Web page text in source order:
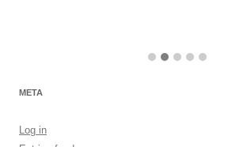
META
Log in